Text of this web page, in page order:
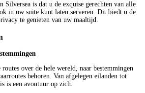
Silversea is dat u de exquise gerechten van alle
in uw suite kunt laten serveren. Dit biedt u de
te genieten van uw maaltijd.
over de hele wereld, naar bestemmingen
behoren. Van afgelegen eilanden tot
is een avontuur op zich.